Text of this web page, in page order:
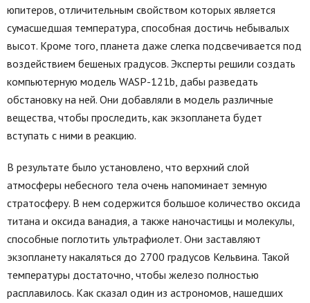
юпитеров, отличительным свойством которых является
сумасшедшая температура, способная достичь небывалых
высот. Кроме того, планета даже слегка подсвечивается под
воздействием бешеных градусов. Эксперты решили создать
компьютерную модель WASP-121b, дабы разведать
обстановку на ней. Они добавляли в модель различные
вещества, чтобы проследить, как экзопланета будет
вступать с ними в реакцию.
В результате было установлено, что верхний слой
атмосферы небесного тела очень напоминает земную
стратосферу. В нем содержится большое количество оксида
титана и оксида ванадия, а также наночастицы и молекулы,
способные поглотить ультрафиолет. Они заставляют
экзопланету накаляться до 2700 градусов Кельвина. Такой
температуры достаточно, чтобы железо полностью
расплавилось. Как сказал один из астрономов, нашедших